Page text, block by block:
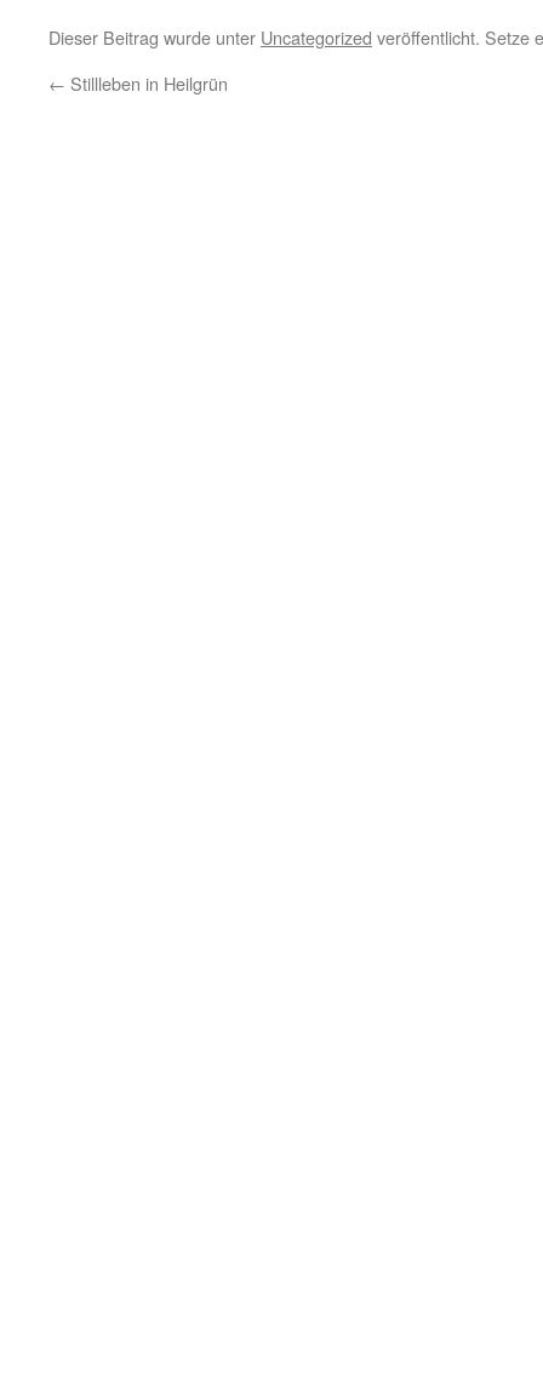
Dieser Beitrag wurde unter Uncategorized veröffentlicht. Setze
← Stillleben in Heilgrün